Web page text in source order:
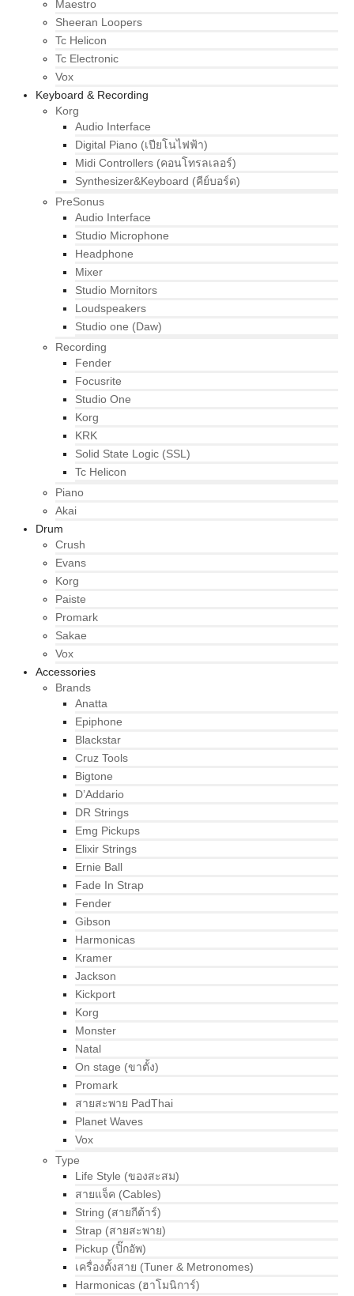
Maestro
Sheeran Loopers
Tc Helicon
Tc Electronic
Vox
Keyboard & Recording
Korg
Audio Interface
Digital Piano (เปียโนไฟฟ้า)
Midi Controllers (คอนโทรลเลอร์)
Synthesizer&Keyboard (คีย์บอร์ด)
PreSonus
Audio Interface
Studio Microphone
Headphone
Mixer
Studio Mornitors
Loudspeakers
Studio one (Daw)
Recording
Fender
Focusrite
Studio One
Korg
KRK
Solid State Logic (SSL)
Tc Helicon
Piano
Akai
Drum
Crush
Evans
Korg
Paiste
Promark
Sakae
Vox
Accessories
Brands
Anatta
Epiphone
Blackstar
Cruz Tools
Bigtone
D’Addario
DR Strings
Emg Pickups
Elixir Strings
Ernie Ball
Fade In Strap
Fender
Gibson
Harmonicas
Kramer
Jackson
Kickport
Korg
Monster
Natal
On stage (ขาตั้ง)
Promark
สายสะพาย PadThai
Planet Waves
Vox
Type
Life Style (ของสะสม)
สายแจ็ค (Cables)
String (สายกีต้าร์)
Strap (สายสะพาย)
Pickup (ปิ๊กอัพ)
เครื่องตั้งสาย (Tuner & Metronomes)
Harmonicas (ฮาโมนิการ์)